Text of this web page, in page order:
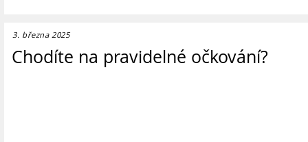
3. března 2025
Chodíte na pravidelné očkování?